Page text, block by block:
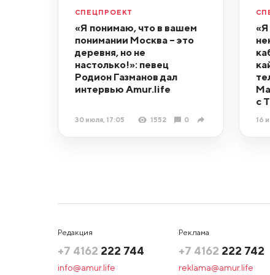
СПЕЦПРОЕКТ
«Я понимаю, что в вашем
понимании Москва – это
деревня, но не
настолько!»: певец
Родион Газманов дал
интервью Amur.life
30 июля, 17:05 1552 0
с
16
Редакция
+7 4162 222 744
info@amur.life
Реклама
+7 4162 222 742
reklama@amur.life